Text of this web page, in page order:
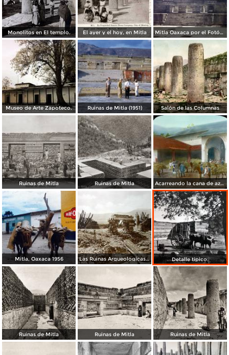
Monolitos en El templo. El ayer y el hoy, en Mitla Mitla Oaxaca por el Fotógrafo Hugo Brehme.
Museo de Arte Zapoteco. Ruinas de Mitla (1951) Salón de las Columnas
Ruinas de Mitla Ruinas de Mitla Acarreando la cana de azucar a la molienda por el Fotógrafo Charles B. Waite 1904.
Mitla, Oaxaca 1956 Las Ruinas Arqueologicas de Mitla por Hugo Brehme. Detalle tipico.
Ruinas de Mitla Ruinas de Mitla Ruinas de Mitla